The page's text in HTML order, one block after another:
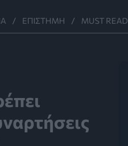
ΕΠΙΣΤΉΜΗ MUST READ